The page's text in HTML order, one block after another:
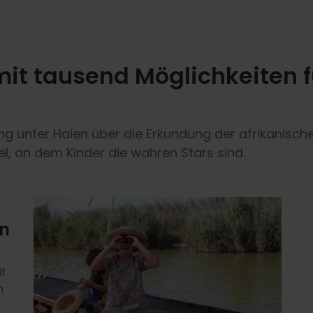
tausend Möglichkeiten
unter Haien über die Erkundung der
an dem Kinder die wahren Stars sind.